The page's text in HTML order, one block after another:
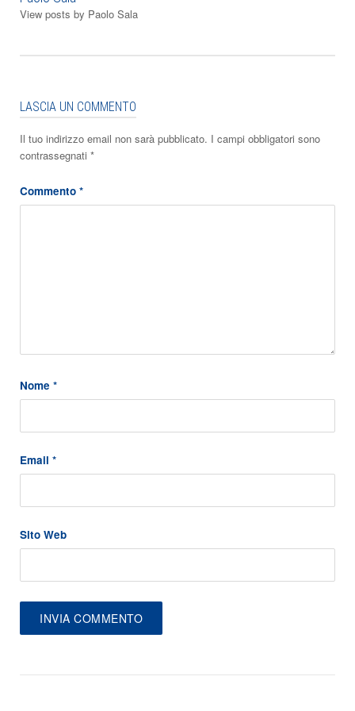
View posts by Paolo Sala
LASCIA UN COMMENTO
Il tuo indirizzo email non sarà pubblicato. I campi obbligatori sono
contrassegnati *
Commento *
Nome *
Email *
Sito Web